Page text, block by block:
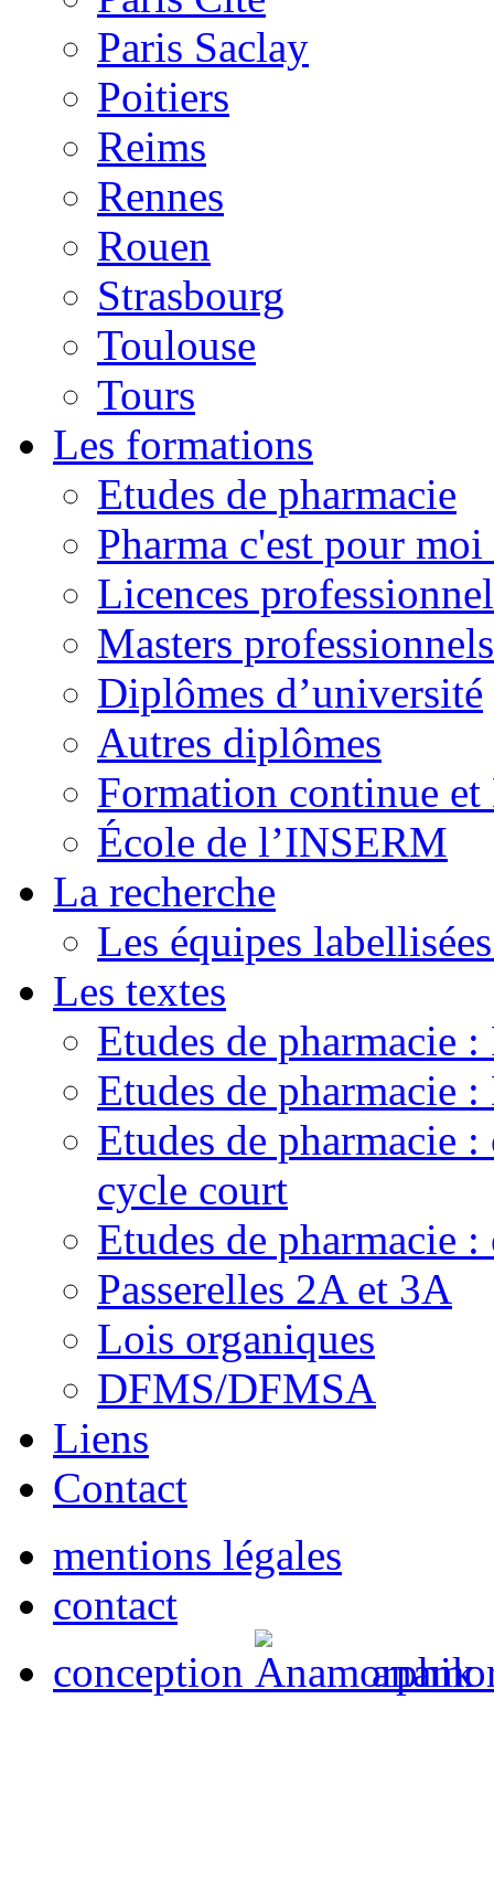
Paris Saclay
Poitiers
Reims
Rennes
Rouen
Strasbourg
Toulouse
Tours
Les formations
Etudes de pharmacie
Pharma c'est pour
Licences
Masters
Diplômes d’université
Autres diplômes
Formation continue et
École de l’INSERM
La recherche
Les équipes
Les textes
Etudes de pharmacie :
Etudes de pharmacie
Etudes de pharmacie
cycle court
Etudes de pharmacie
Passerelles 2A et 3A
Lois organiques
DFMS/DFMSA
Liens
Contact
mentions légales
contact
conception